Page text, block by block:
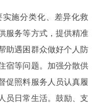
施分类化、差异化救
服务等方式，提供精准
助遇困群众做好个人防
宿等问题。加强分散供
促照料服务人员认真履
员日常生活。鼓励、支